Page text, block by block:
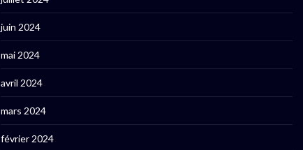
juin 2024
mai 2024
avril 2024
mars 2024
février 2024